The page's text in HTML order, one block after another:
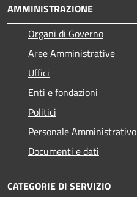
AMMINISTRAZIONE
Organi di Governo
Aree Amministrative
Uffici
Enti e fondazioni
Politici
Personale Amministrativo
Documenti e dati
CATEGORIE DI SERVIZIO